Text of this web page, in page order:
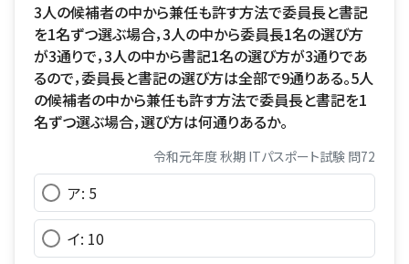
3人の候補者の中から兼任も許す方法で委員長と書記
を1名ずつ選ぶ場合，3人の中から委員長1名の選び方
が3通りで，3人の中から書記1名の選び方が3通りであ
るので，委員長と書記の選び方は全部で9通りある。5人
の候補者の中から兼任も許す方法で委員長と書記を1
名ずつ選ぶ場合，選び方は何通りあるか。
令和元年度 秋期 ITパスポート試験 問72
ア: 5
イ: 10